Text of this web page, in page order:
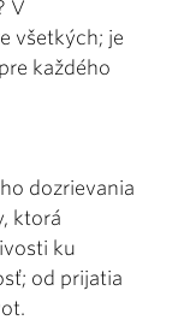
V
všetkých; je
každého
dozrievania
ktorá
ku
od prijatia